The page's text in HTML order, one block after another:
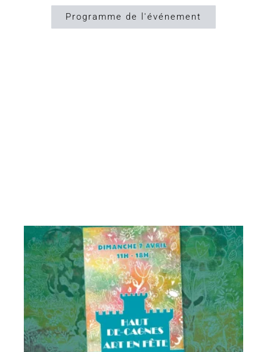
Programme de l'événement